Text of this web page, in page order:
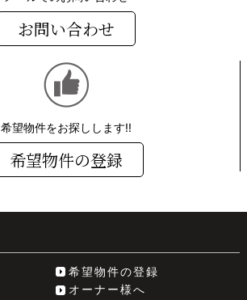
お問い合わせ
希望物件をお探しします!!
希望物件の登録
希望物件の登録
オーナー様へ